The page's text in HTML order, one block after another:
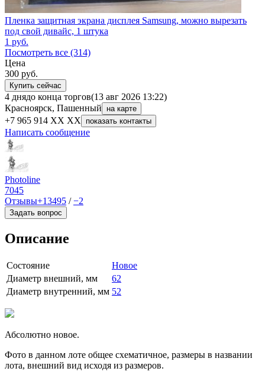
Пленка защитная экрана дисплея Samsung, можно вырезать
под свой дивайс, 1 штука
1 руб.
Посмотреть все (314)
Цена
300 руб.
Купить сейчас
4 днядо конца торгов(13 авг 2026 13:22)
Красноярск, Пашенный
на карте
+7 965 914 XX XX показать контакты
Написать сообщение
Photoline
7045
Отзывы+13495 /−2
Задать вопрос
Описание
Состояние
Новое
Диаметр внешний, мм
62
Диаметр внутренний, мм 52
Абсолютно новое.
Фото в данном лоте общее схематичное, размеры в названии
лота, внешний вид исходя из размеров.